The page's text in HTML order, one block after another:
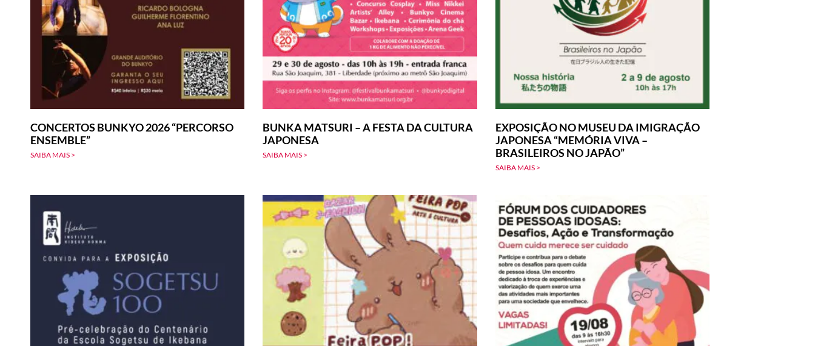
CONCERTOS BUNKYO 2026 “PERCORSO
ENSEMBLE”
SAIBA MAIS >
BUNKA MATSURI – A FESTA DA CULTURA
JAPONESA
SAIBA MAIS >
EXPOSIÇÃO NO MUSEU DA IMIGRAÇÃO
JAPONESA “MEMÓRIA VIVA –
BRASILEIROS NO JAPÃO”
SAIBA MAIS >